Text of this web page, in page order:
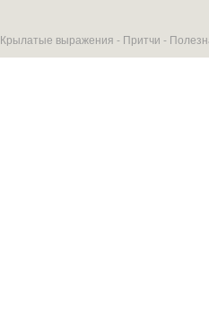
Крылатые выражения - Притчи -